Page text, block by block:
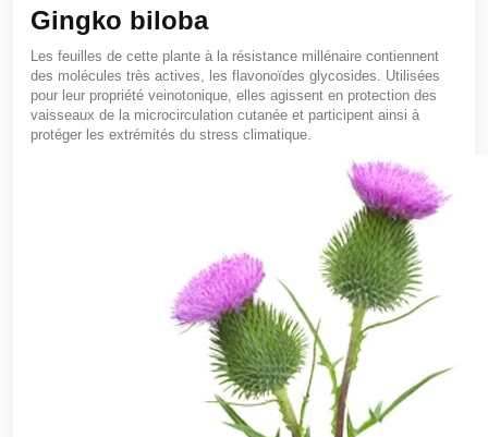
Gingko biloba
Les feuilles de cette plante à la résistance millénaire contiennent
des molécules très actives, les flavonoïdes glycosides. Utilisées
pour leur propriété veinotonique, elles agissent en protection des
vaisseaux de la microcirculation cutanée et participent ainsi à
protéger les extrémités du stress climatique.